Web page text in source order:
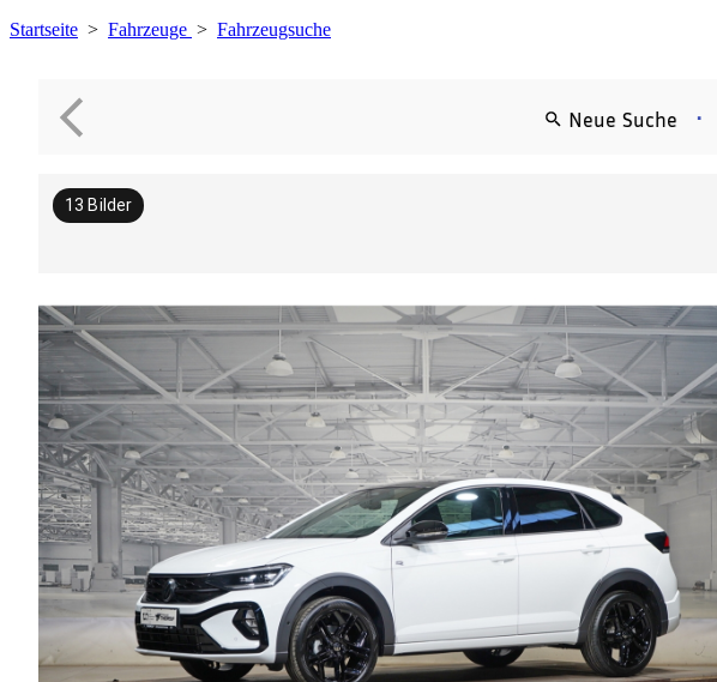
Startseite > Fahrzeuge > Fahrzeugsuche
Neue Suche •
13 Bilder